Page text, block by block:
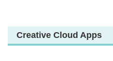
Creative Cloud Apps